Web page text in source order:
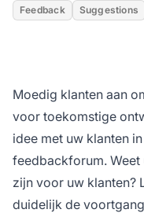
Feedback Suggestions
Moedig klanten aan
voor toekomstige
idee met uw klanten
feedbackforum.
zijn voor uw klanten?
duidelijk de